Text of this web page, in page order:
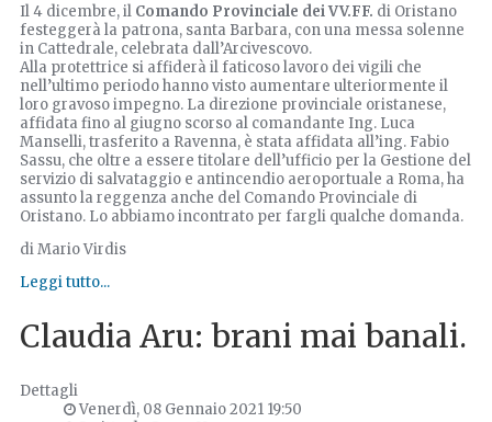
Il 4 dicembre, il Comando Provinciale dei VV.FF. di Oristano
festeggerà la patrona, santa Barbara, con una messa solenne
in Cattedrale, celebrata dall’Arcivescovo.
Alla protettrice si affiderà il faticoso lavoro dei vigili che
nell’ultimo periodo hanno visto aumentare ulteriormente il
loro gravoso impegno. La direzione provinciale oristanese,
affidata fino al giugno scorso al comandante Ing. Luca
Manselli, trasferito a Ravenna, è stata affidata all’ing. Fabio
Sassu, che oltre a essere titolare dell’ufficio per la Gestione del
servizio di salvataggio e antincendio aeroportuale a Roma, ha
assunto la reggenza anche del Comando Provinciale di
Oristano. Lo abbiamo incontrato per fargli qualche domanda.
di Mario Virdis
Leggi tutto...
Claudia Aru: brani mai banali.
Dettagli
Venerdì, 08 Gennaio 2021 19:50